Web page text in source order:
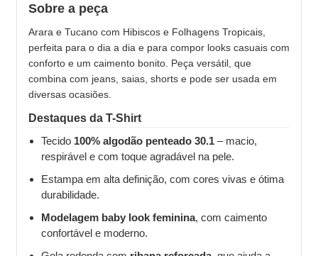
Sobre a peça
Arara e Tucano com Hibiscos e Folhagens Tropicais,
perfeita para o dia a dia e para compor looks casuais com
conforto e um caimento bonito. Peça versátil, que
combina com jeans, saias, shorts e pode ser usada em
diversas ocasiões.
Destaques da T-Shirt
Tecido 100% algodão penteado 30.1 – macio,
respirável e com toque agradável na pele.
Estampa em alta definição, com cores vivas e ótima
durabilidade.
Modelagem baby look feminina, com caimento
confortável e moderno.